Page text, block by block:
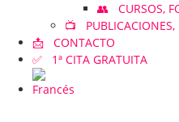
👥 CURSOS,
📺 PUBLICACIONES,
📩 CONTACTO
✅ 1ª CITA GRATUITA